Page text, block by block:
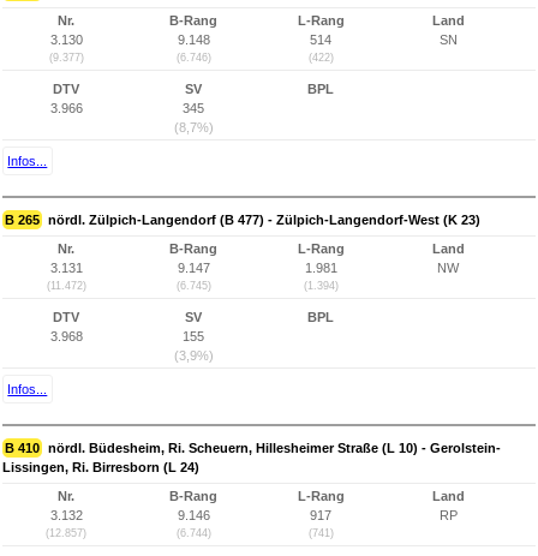
Nr.
3.130
(9.377)
B-Rang
9.148
(6.746)
L-Rang
514
(422)
Land
SN
DTV
3.966
SV
345
(8,7%)
BPL
Infos...
B 265 nördl. Zülpich-Langendorf (B 477) - Zülpich-Langendorf-West (K 23)
Nr.
3.131
(11.472)
B-Rang
9.147
(6.745)
L-Rang
1.981
(1.394)
Land
NW
DTV
3.968
SV
155
(3,9%)
BPL
Infos...
B 410 nördl. Büdesheim, Ri. Scheuern, Hillesheimer Straße (L 10) - Gerolstein-
Lissingen, Ri. Birresborn (L 24)
Nr.
3.132
(12.857)
B-Rang
9.146
(6.744)
L-Rang
917
(741)
Land
RP